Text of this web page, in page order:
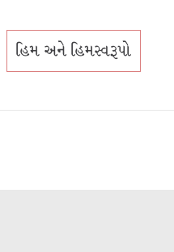
હિમ અને હિમસ્વરૂપો